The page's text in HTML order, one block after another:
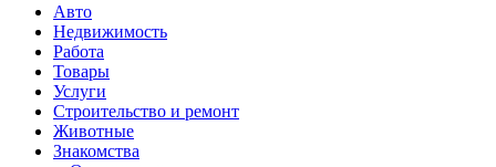
Авто
Недвижимость
Работа
Товары
Услуги
Строительство и ремонт
Животные
Знакомства